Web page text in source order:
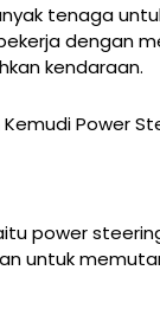
tenaga
dengan
kendaraan.
Power
power
untuk